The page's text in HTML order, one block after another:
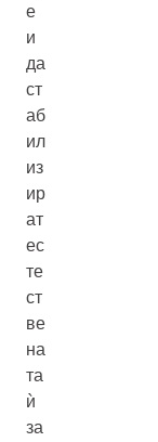
е
и
да
ст
аб
ил
из
ир
ат
ес
те
ст
ве
на
та
ѝ
за